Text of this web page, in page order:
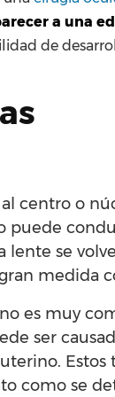
a una
de
centro o
puede
se
medida
es muy
ser
Estos
como se